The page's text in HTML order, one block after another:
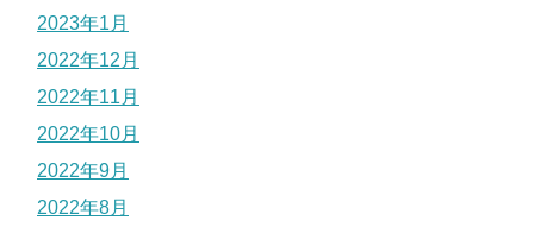
2023年1月
2022年12月
2022年11月
2022年10月
2022年9月
2022年8月